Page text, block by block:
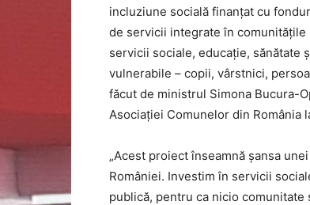
incluziune socială finanțat cu
de servicii integrate în comunitățile
servicii sociale, educație, sănătate
vulnerabile – copii, vârstnici,
făcut de ministrul Simona Bucura-
Asociației Comunelor din România
„Acest proiect înseamnă șansa
României. Investim în servicii
publică, pentru ca nicio